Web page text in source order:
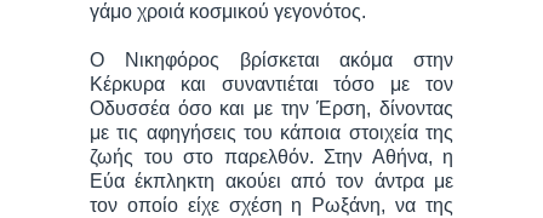
γάμο χροιά κοσμικού γεγονότος.
Ο Νικηφόρος βρίσκεται ακόμα στην
Κέρκυρα και συναντιέται τόσο με τον
Οδυσσέα όσο και με την Έρση, δίνοντας
με τις αφηγήσεις του κάποια στοιχεία της
ζωής του στο παρελθόν. Στην Αθήνα, η
Εύα έκπληκτη ακούει από τον άντρα με
τον οποίο είχε σχέση η Ρωξάνη, να της